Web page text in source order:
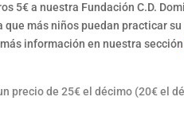
5€ a nuestra Fundación C.D.
más niños puedan practicar
información en nuestra
precio de 25€ el décimo (20€ el